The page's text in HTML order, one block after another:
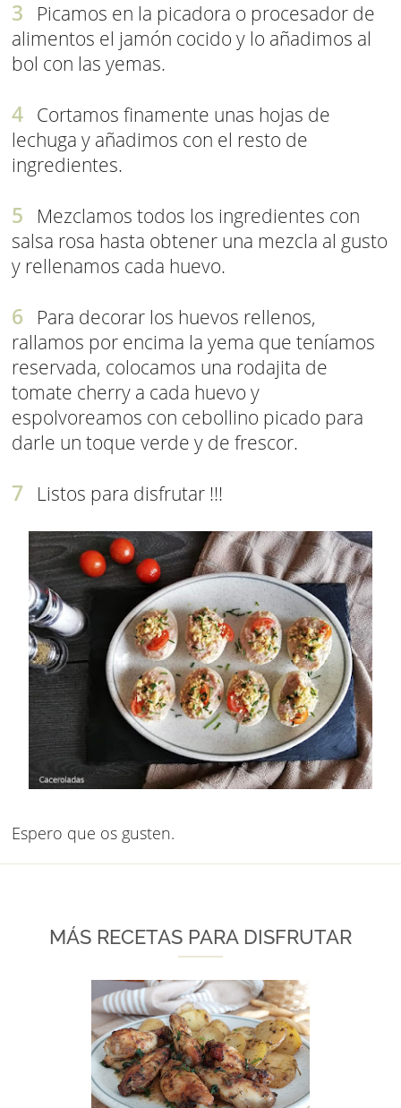
Picamos en la picadora o procesador de
alimentos el jamón cocido y lo añadimos al
bol con las yemas.
Cortamos finamente unas hojas de
lechuga y añadimos con el resto de
ingredientes.
Mezclamos todos los ingredientes con
salsa rosa hasta obtener una mezcla al gusto
y rellenamos cada huevo.
Para decorar los huevos rellenos,
rallamos por encima la yema que teníamos
reservada, colocamos una rodajita de
tomate cherry a cada huevo y
espolvoreamos con cebollino picado para
darle un toque verde y de frescor.
Listos para disfrutar !!!
Espero que os gusten.
MÁS RECETAS PARA DISFRUTAR